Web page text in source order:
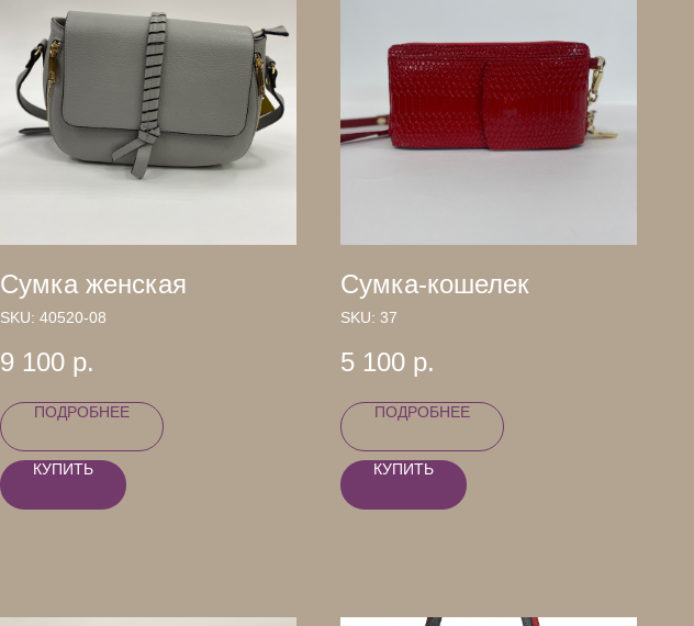
Сумка женская
SKU: 40520-08
9 100 р.
ПОДРОБНЕЕ
КУПИТЬ
Сумка-кошелек
SKU: 37
5 100 р.
ПОДРОБНЕЕ
КУПИТЬ